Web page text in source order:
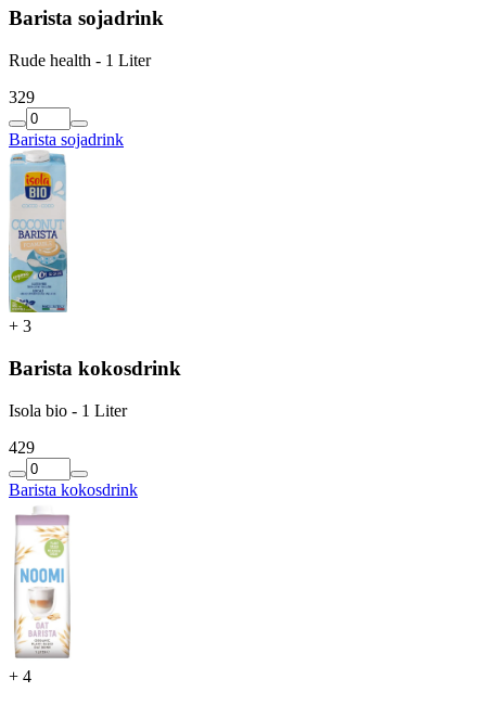
Barista sojadrink
Rude health - 1 Liter
329
Barista sojadrink
+ 3
Barista kokosdrink
Isola bio - 1 Liter
429
Barista kokosdrink
+ 4